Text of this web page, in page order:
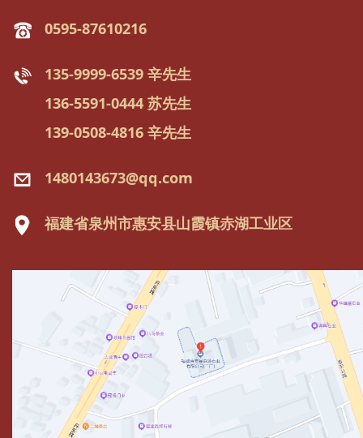
0595-87610216
135-9999-6539 辛先生
136-5591-0444 苏先生
139-0508-4816 辛先生
1480143673@qq.com
福建省泉州市惠安县山霞镇赤湖工业区